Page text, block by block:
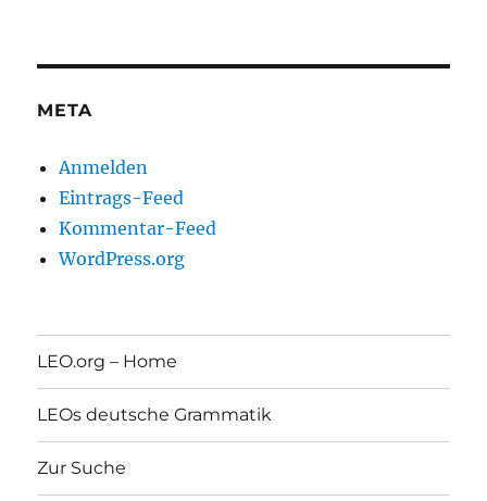
META
Anmelden
Eintrags-Feed
Kommentar-Feed
WordPress.org
LEO.org – Home
LEOs deutsche Grammatik
Zur Suche